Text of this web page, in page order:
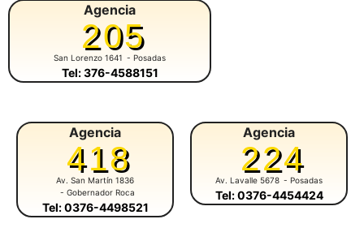
Agencia
205
San Lorenzo 1641 - Posadas
Tel: 376-4588151
Agencia
418
Av. San Martín 1836
- Gobernador Roca
Tel: 0376-4498521
Agencia
224
Av. Lavalle 5678 - Posadas
Tel: 0376-4454424